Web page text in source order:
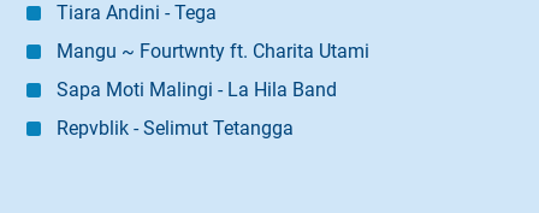
Tiara Andini - Tega
Mangu ~ Fourtwnty ft. Charita Utami
Sapa Moti Malingi - La Hila Band
Repvblik - Selimut Tetangga